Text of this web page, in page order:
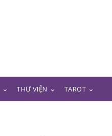
THƯ VIỆN TAROT